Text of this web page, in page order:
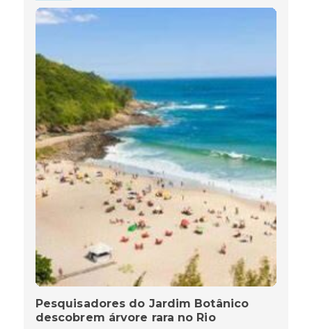
Pesquisadores do Jardim Botânico
descobrem árvore rara no Rio